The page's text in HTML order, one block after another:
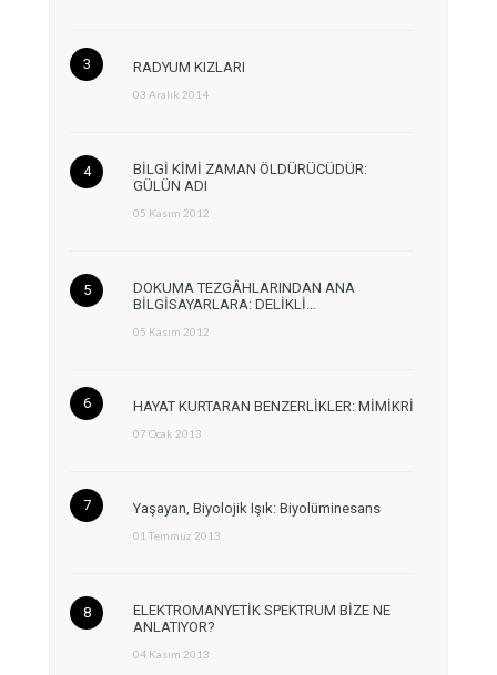
RADYUM KIZLARI
03 Aralık 2014
BİLGİ KİMİ ZAMAN ÖLDÜRÜCÜDÜR:
GÜLÜN ADI
05 Kasım 2012
DOKUMA TEZGÂHLARINDAN ANA
BİLGİSAYARLARA: DELİKLİ…
05 Kasım 2012
HAYAT KURTARAN BENZERLİKLER: MİMİKRİ
07 Ocak 2013
Yaşayan, Biyolojik Işık: Biyolüminesans
01 Temmuz 2013
ELEKTROMANYETİK SPEKTRUM BİZE NE
ANLATIYOR?
04 Kasım 2013